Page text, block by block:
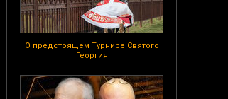
О предстоящем Турнире Святого
Георгия